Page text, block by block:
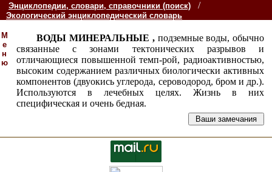
Энциклопедии, словари, справочники (поиск) /
Экологический энциклопедический словарь
М
е
н
ю
ВОДЫ МИНЕРАЛЬНЫЕ , подземные воды, обычно
связанные с зонами тектонических разрывов и
отличающиеся повышенной темп-рой, радиоактивностью,
высоким содержанием различных биологически активных
компонентов (двуокись углерода, сероводород, бром и др.).
Используются в лечебных целях. Жизнь в них
специфическая и очень бедная.